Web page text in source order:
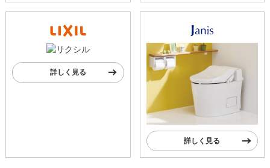
詳しく見る
詳しく見る